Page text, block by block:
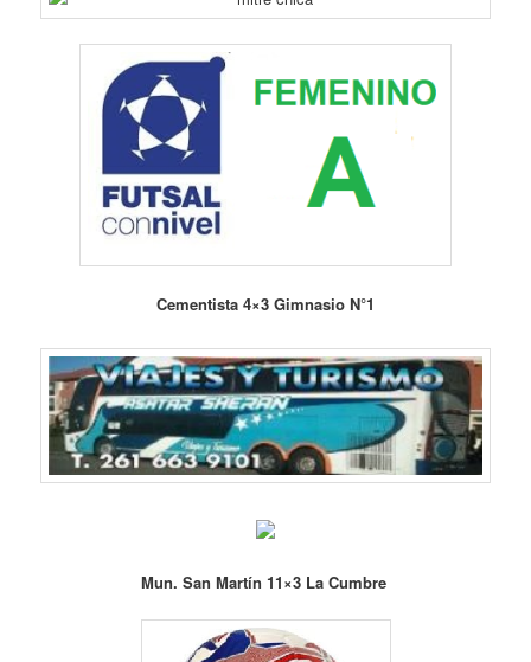
Cementista 4×3 Gimnasio N°1
Mun. San Martín 11×3 La Cumbre